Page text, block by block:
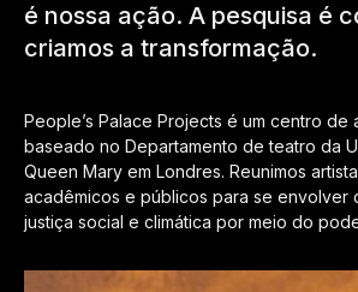
é nossa ação. A pesquisa é
criamos a transformação.
People’s Palace Projects é um centro de
baseado no Departamento de teatro da
Queen Mary em Londres. Reunimos
acadêmicos e públicos para se envolver
justiça social e climática por meio do